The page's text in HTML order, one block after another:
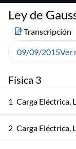
Física 3
1 Carga Eléctrica,
2 Carga Eléctrica,
Ley de
Transcripción
09/09/2015Ver